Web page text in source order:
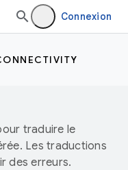
Connexion
traduire le
Les traductions
des erreurs.